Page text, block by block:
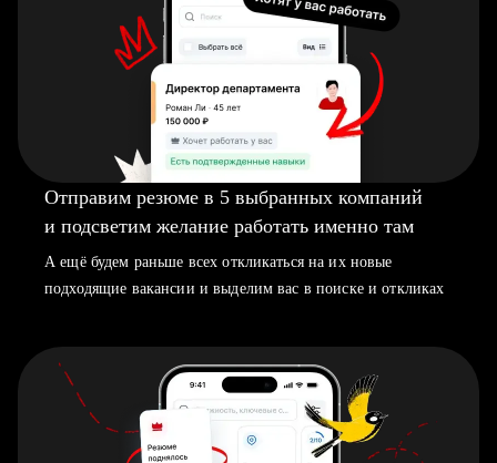
Отправим резюме в 5 выбранных компаний
и подсветим желание работать именно там
А ещё будем раньше всех откликаться на их новые
подходящие вакансии и выделим вас в поиске и откликах